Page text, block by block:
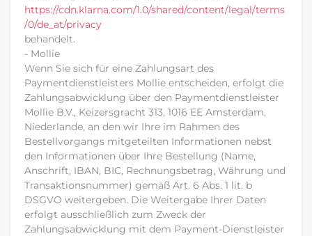
https://cdn.klarna.com/1.0/shared/content/legal/terms
/0/de_at/privacy
behandelt.
- Mollie
Wenn Sie sich für eine Zahlungsart des
Paymentdienstleisters Mollie entscheiden, erfolgt die
Zahlungsabwicklung über den Paymentdienstleister
Mollie B.V., Keizersgracht 313, 1016 EE Amsterdam,
Niederlande, an den wir Ihre im Rahmen des
Bestellvorgangs mitgeteilten Informationen nebst
den Informationen über Ihre Bestellung (Name,
Anschrift, IBAN, BIC, Rechnungsbetrag, Währung und
Transaktionsnummer) gemäß Art. 6 Abs. 1 lit. b
DSGVO weitergeben. Die Weitergabe Ihrer Daten
erfolgt ausschließlich zum Zweck der
Zahlungsabwicklung mit dem Payment-Dienstleister